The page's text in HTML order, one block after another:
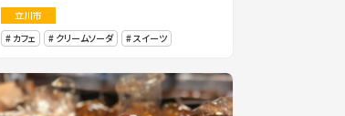
立川市
カフェ
クリームソーダ スイーツ